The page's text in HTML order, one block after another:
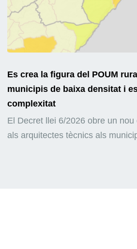
Es crea la figura del POUM
municipis de baixa densitat i
complexitat
El Decret llei 6/2026 obre un
als arquitectes tècnics als